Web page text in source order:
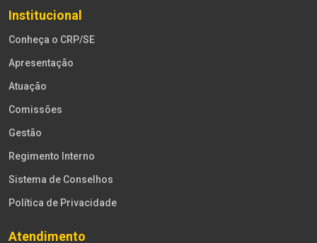
Institucional
Conheça o CRP/SE
Apresentação
Atuação
Comissões
Gestão
Regimento Interno
Sistema de Conselhos
Política de Privacidade
Atendimento